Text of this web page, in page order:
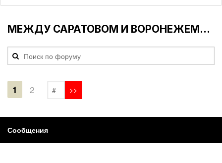
МЕЖДУ САРАТОВОМ И ВОРОНЕЖЕМ…
1 2
Сообщения